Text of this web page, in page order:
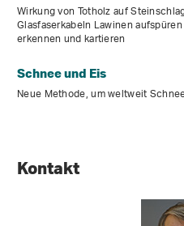
Wirkung von Totholz auf
Glasfaserkabeln Lawinen
erkennen und kartieren
Schnee und Eis
Neue Methode, um weltweit
Kontakt